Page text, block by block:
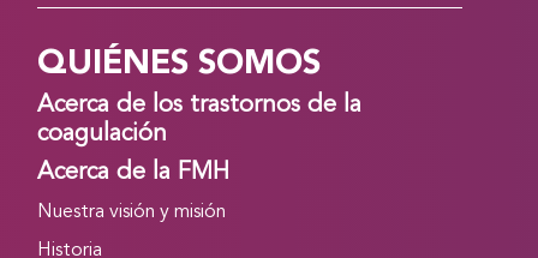
QUIÉNES SOMOS
Acerca de los trastornos de la
coagulación
Acerca de la FMH
Nuestra visión y misión
Historia